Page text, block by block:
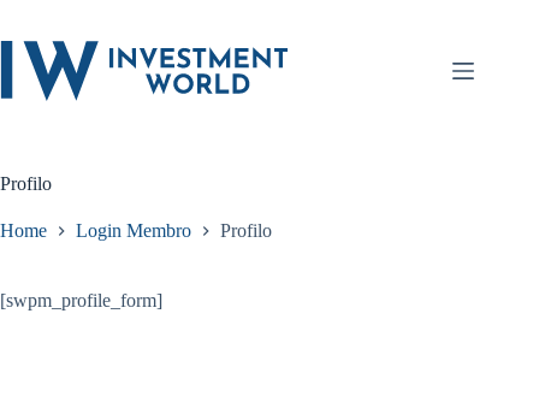
Salta
contenuto
Profilo
Home Login Membro Profilo
[swpm_profile_form]